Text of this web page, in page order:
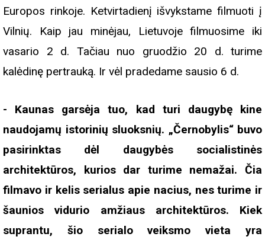
Europos rinkoje. Ketvirtadienį išvykstame filmuoti į
Vilnių. Kaip jau minėjau, Lietuvoje filmuosime iki
vasario 2 d. Tačiau nuo gruodžio 20 d. turime
kalėdinę pertrauką. Ir vėl pradedame sausio 6 d.
- Kaunas garsėja tuo, kad turi daugybę kine
naudojamų istorinių sluoksnių. „Černobylis“ buvo
pasirinktas dėl daugybės socialistinės
architektūros, kurios dar turime nemažai. Čia
filmavo ir kelis serialus apie nacius, nes turime ir
šaunios vidurio amžiaus architektūros. Kiek
suprantu, šio serialo veiksmo vieta yra